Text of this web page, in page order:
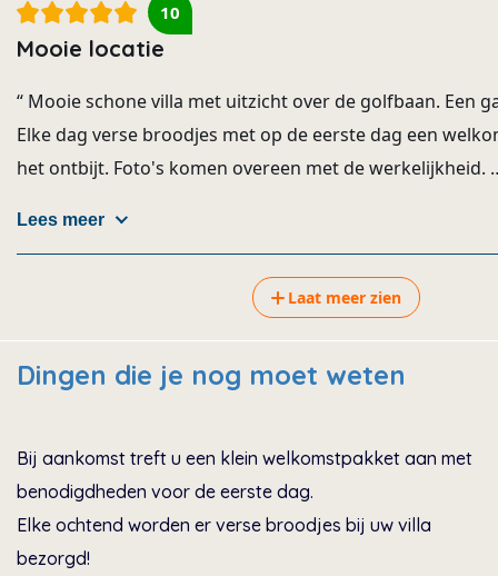
10
Mooie locatie
“ Mooie schone villa met uitzicht over de golfbaan. Een
Elke dag verse broodjes met op de eerste dag een
het ontbijt. Foto's komen overeen met de werkelijkheid.
Lees meer
Laat meer zien
Dingen die je nog moet weten
Bij aankomst treft u een klein welkomstpakket aan met
benodigdheden voor de eerste dag.
Elke ochtend worden er verse broodjes bij uw villa
bezorgd!